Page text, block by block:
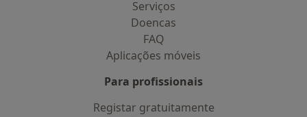
Serviços
Doencas
FAQ
Aplicações móveis
Para profissionais
Registar gratuitamente